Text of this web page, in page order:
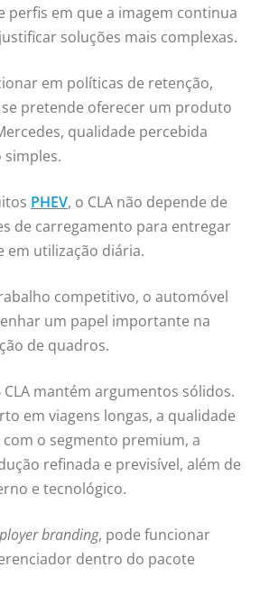
perfis em que a imagem continua
soluções mais complexas.
em políticas de retenção,
pretende oferecer um produto
qualidade percebida
simples.
PHEV, o CLA não depende de
de carregamento para entregar
utilização diária.
competitivo, o automóvel
um papel importante na
de quadros.
CLA mantém argumentos sólidos.
em viagens longas, a qualidade
o segmento premium, a
refinada e previsível, além de
e tecnológico.
branding, pode funcionar
dentro do pacote